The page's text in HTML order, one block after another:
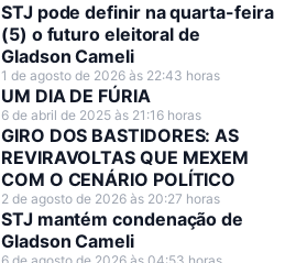
STJ pode definir na quarta-feira
(5) o futuro eleitoral de
Gladson Cameli
1 de agosto de 2026 às 22:43 horas
UM DIA DE FÚRIA
6 de abril de 2025 às 21:16 horas
GIRO DOS BASTIDORES: AS
REVIRAVOLTAS QUE MEXEM
COM O CENÁRIO POLÍTICO
2 de agosto de 2026 às 20:27 horas
STJ mantém condenação de
Gladson Cameli